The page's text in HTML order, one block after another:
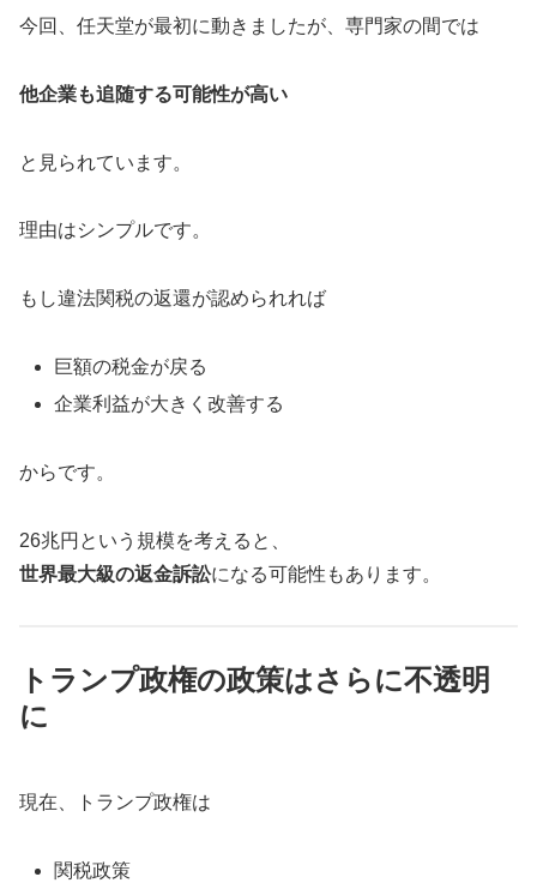
今回、任天堂が最初に動きましたが、専門家の間では
他企業も追随する可能性が高い
と見られています。
理由はシンプルです。
もし違法関税の返還が認められれば
巨額の税金が戻る
企業利益が大きく改善する
からです。
26兆円という規模を考えると、
世界最大級の返金訴訟になる可能性もあります。
トランプ政権の政策はさらに不透明
に
現在、トランプ政権は
関税政策